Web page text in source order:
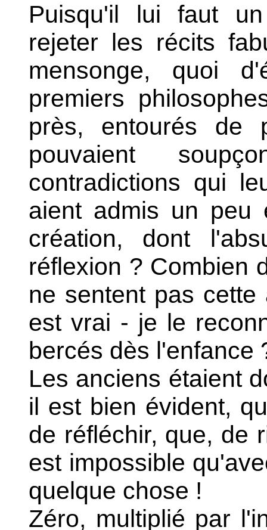
Puisqu'il lui faut
rejeter les récits
mensonge, quoi
premiers
près, entourés de
pouvaient
contradictions qui
aient admis un peu
création, dont
réflexion ? Combien
ne sentent pas
est vrai - je le
bercés dès l'enfance
Les anciens étaient
il est bien évident,
de réfléchir, que, de
est impossible
quelque chose !
Zéro, multiplié par